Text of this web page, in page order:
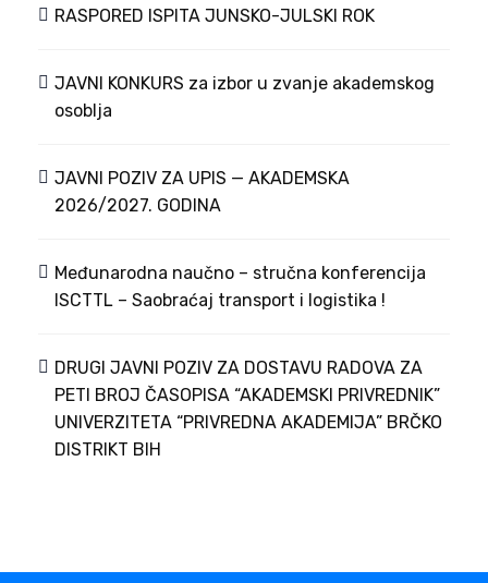
RASPORED ISPITA JUNSKO-JULSKI ROK
JAVNI KONKURS za izbor u zvanje akademskog
osoblja
JAVNI POZIV ZA UPIS — AKADEMSKA
2026/2027. GODINA
Međunarodna naučno – stručna konferencija
ISCTTL – Saobraćaj transport i logistika !
DRUGI JAVNI POZIV ZA DOSTAVU RADOVA ZA
PETI BROJ ČASOPISA “AKADEMSKI PRIVREDNIK”
UNIVERZITETA “PRIVREDNA AKADEMIJA” BRČKO
DISTRIKT BIH